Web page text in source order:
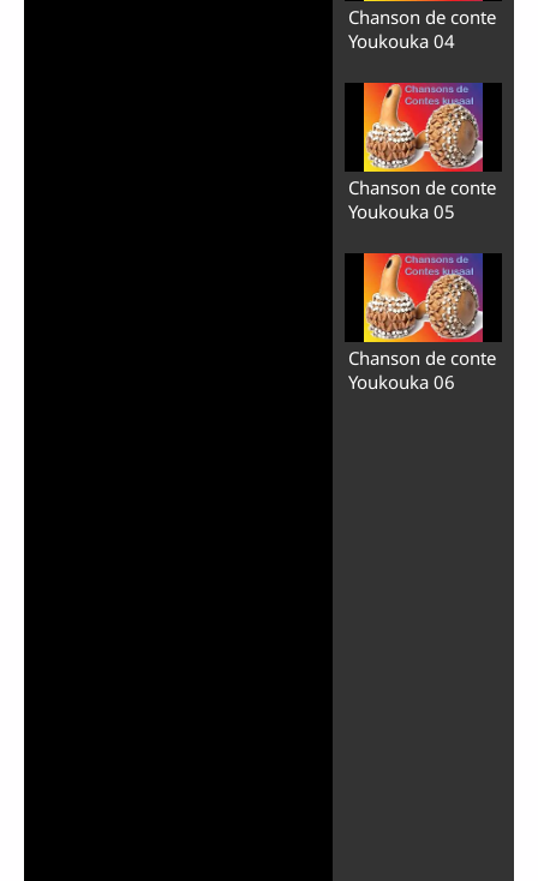
Chanson de conte
Youkouka 04
Chanson de conte
Youkouka 05
Chanson de conte
Youkouka 06